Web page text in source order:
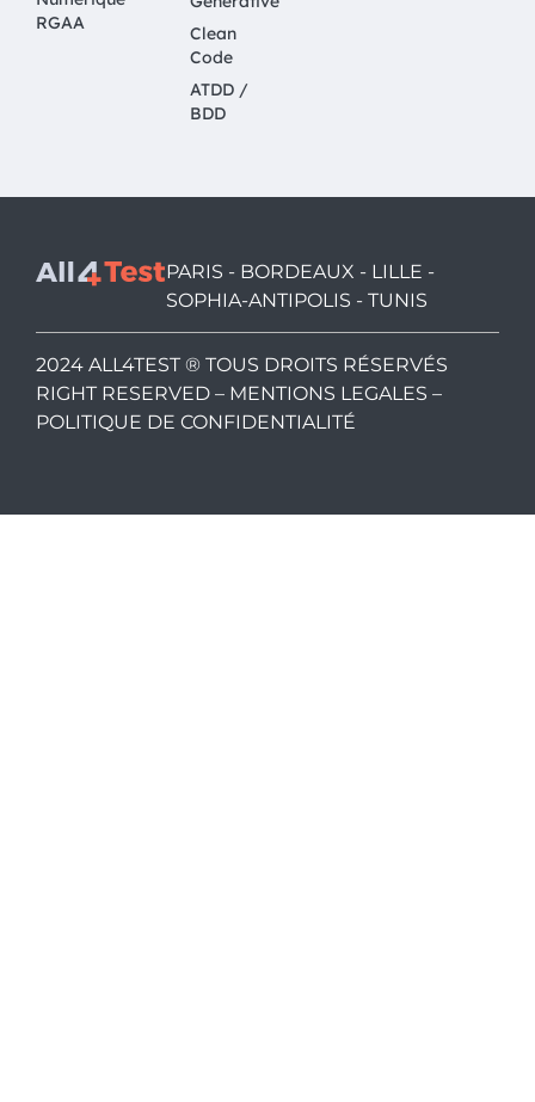
RGAA
Clean
Code
ATDD /
BDD
PARIS - BORDEAUX - LILLE -
SOPHIA-ANTIPOLIS - TUNIS
2024 ALL4TEST ® TOUS DROITS RÉSERVÉS
RIGHT RESERVED – MENTIONS LEGALES –
POLITIQUE DE CONFIDENTIALITÉ